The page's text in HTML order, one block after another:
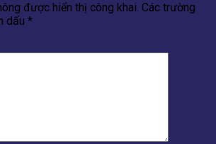
được hiển thị công khai. Các trường
dấu *